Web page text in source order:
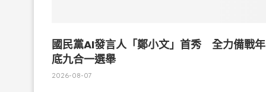
國民黨AI發言人「鄭小文」首秀 全力備戰年
底九合一選舉
2026-08-07